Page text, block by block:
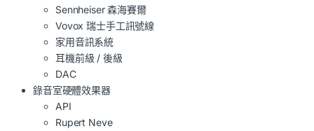
Sennheiser 森海賽爾
Vovox 瑞士手工訊號線
家用音訊系統
耳機前級 / 後級
DAC
錄音室硬體效果器
API
Rupert Neve